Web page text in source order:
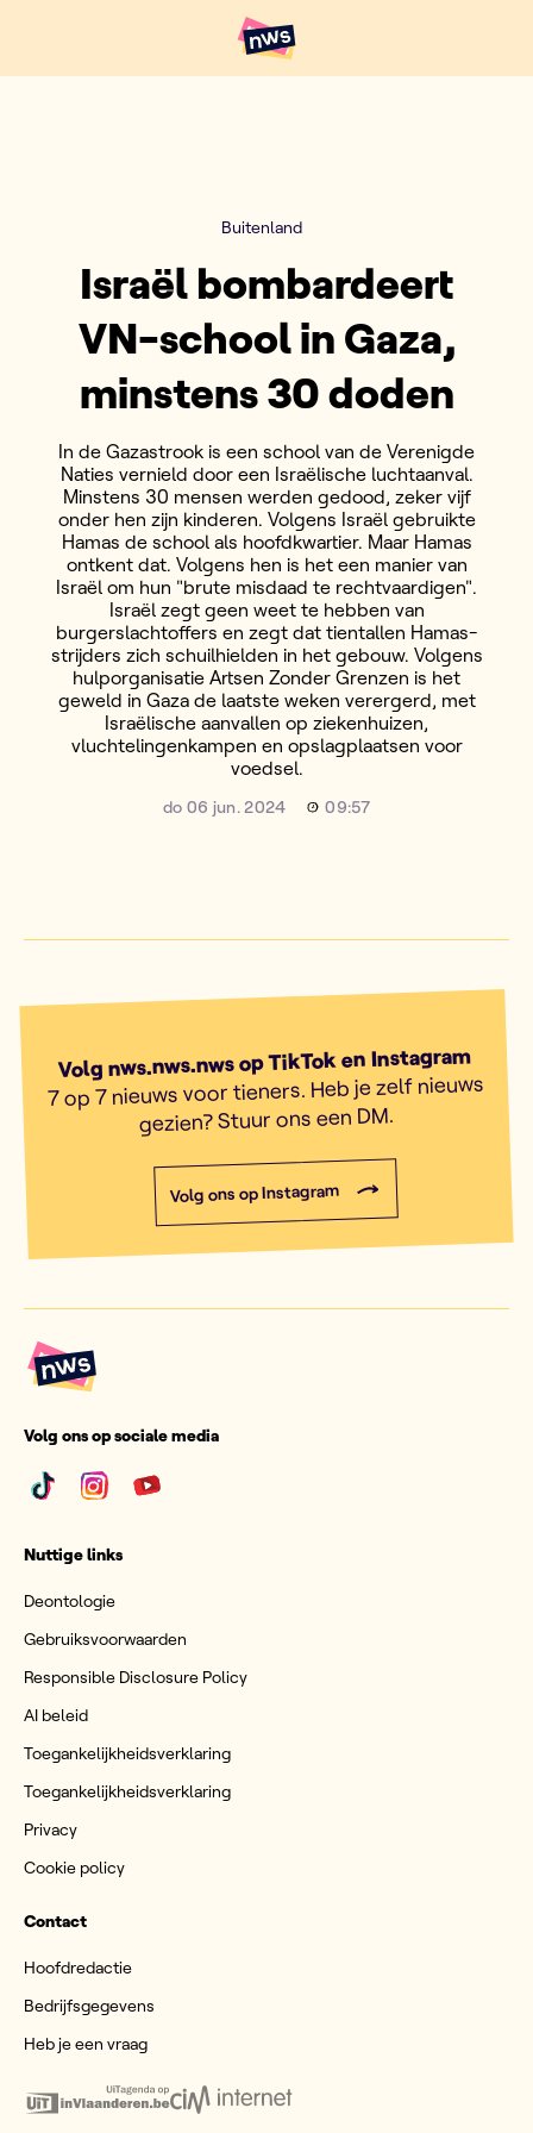
Hoofdpunten VRT NWS
Buitenland
Israël bombardeert
VN-school in Gaza,
minstens 30 doden
In de Gazastrook is een school van de Verenigde
Naties vernield door een Israëlische luchtaanval.
Minstens 30 mensen werden gedood, zeker vijf
onder hen zijn kinderen. Volgens Israël gebruikte
Hamas de school als hoofdkwartier. Maar Hamas
ontkent dat. Volgens hen is het een manier van
Israël om hun "brute misdaad te rechtvaardigen".
Israël zegt geen weet te hebben van
burgerslachtoffers en zegt dat tientallen Hamas-
strijders zich schuilhielden in het gebouw. Volgens
hulporganisatie Artsen Zonder Grenzen is het
geweld in Gaza de laatste weken verergerd, met
Israëlische aanvallen op ziekenhuizen,
vluchtelingenkampen en opslagplaatsen voor
voedsel.
do 06 jun. 2024 09:57
Volg nws.nws.nws op TikTok en Instagram
7 op 7 nieuws voor tieners. Heb je zelf nieuws
gezien? Stuur ons een DM.
Volg ons op Instagram
Volg ons op sociale media
Nuttige links
Deontologie
Gebruiksvoorwaarden
Responsible Disclosure Policy
AI beleid
Toegankelijkheidsverklaring
Toegankelijkheidsverklaring
Privacy
Cookie policy
Contact
Hoofdredactie
Bedrijfsgegevens
Heb je een vraag